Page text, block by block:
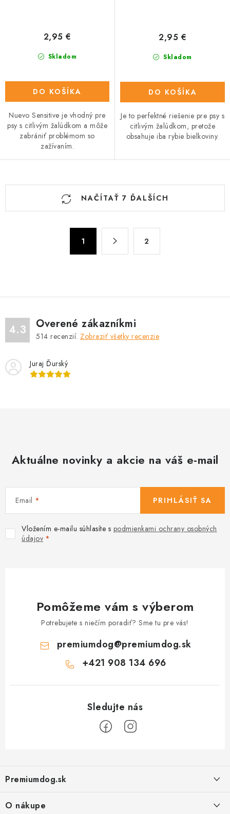
Skladom
2,95 €
DO KOŠÍKA
Nuevo Sensitive je vhodný pre
psy s citlivým žalúdkom a môže
zabrániť problémom so
zažívaním.
Skladom
2,95 €
DO KOŠÍKA
Je to perfektné riešenie pre psy s
citlivým žalúdkom, pretože
obsahuje iba rybie bielkoviny.
e
y
v
NAČÍTAŤ 7 ĎALŠÍCH
k
v
a
n
e
1 2
4.3 Overené zákazníkmi
514 recenzií. Zobraziť všetky recenzie
Juraj Ďurský
Aktuálne novinky a akcie na váš e-mail
Email
Vložením e-mailu súhlasíte s podmienkami ochrany osobných
údajov
PRIHLÁSIŤ SA
Pomôžeme vám s výberom
Potrebujete s niečím poradiť? Sme tu pre vás!
premiumdog@premiumdog.sk
+421 908 134 696
p
ä
Premiumdog.sk
O nákupe